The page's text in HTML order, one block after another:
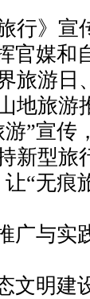
行》宣
官媒和
旅游日
地旅游
”宣传
新型旅
“无痕
广与实
文明建